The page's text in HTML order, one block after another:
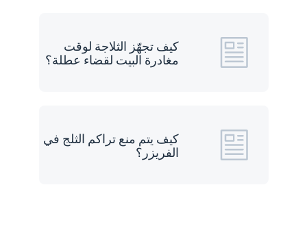
كيف تجهّز الثلاجة لوقت
مغادرة البيت لقضاء عطلة؟
كيف يتم منع تراكم الثلج في
الفريزر؟